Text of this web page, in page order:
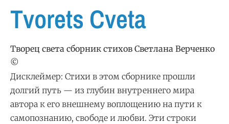
Tvorets Cveta
Творец cвета сборник стихов Светлана Верченко
©
Дисклеймер: Стихи в этом сборнике прошли
долгий путь — из глубин внутреннего мира
автора к его внешнему воплощению на пути к
самопознанию, свободе и любви. Эти строки